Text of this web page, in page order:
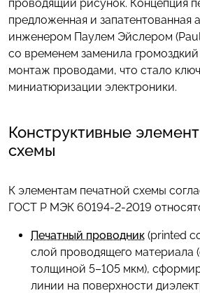
проводящий рисунок. Концепция
предложенная и запатентованная
инженером Паулем Эйслером (Paul
со временем заменила
монтаж проводами, что стало
миниатюризации электроники.
Конструктивные
схемы
К элементам печатной схемы
ГОСТ Р МЭК 60194-2-2019
Печатный проводник (printed
слой проводящего материала
толщиной 5–105 мкм),
линии на поверхности